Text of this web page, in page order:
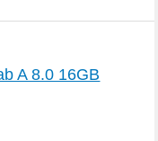
A 8.0 16GB